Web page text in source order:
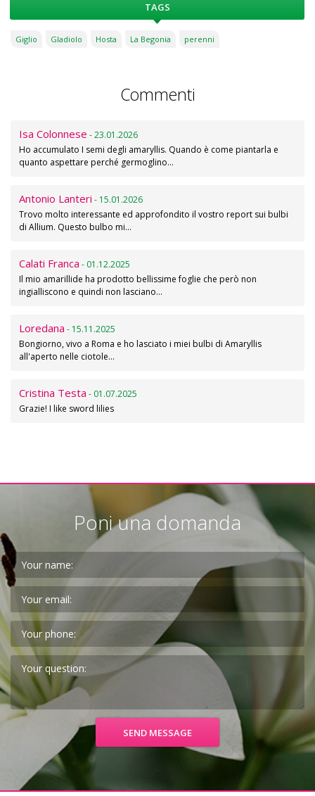
TAGS
Giglio Gladiolo Hosta La Begonia perenni
Commenti
Isa Colonnese - 23.01.2026
Ho accumulato I semi degli amaryllis. Quando è come piantarla e
quanto aspettare perché germoglino…
Antonio Lanteri - 15.01.2026
Trovo molto interessante ed approfondito il vostro report sui bulbi
di Allium. Questo bulbo mi…
Calati Franca - 01.12.2025
Il mio amarillide ha prodotto bellissime foglie che però non
ingialliscono e quindi non lasciano…
Loredana - 15.11.2025
Bongiorno, vivo a Roma e ho lasciato i miei bulbi di Amaryllis
all'aperto nelle ciotole…
Cristina Testa - 01.07.2025
Grazie! I like sword lilies
Poni una domanda